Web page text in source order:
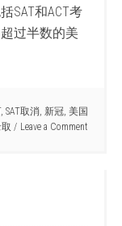
SAT和ACT考
过半数的美
, SAT取消, 新冠, 美国
Leave a Comment